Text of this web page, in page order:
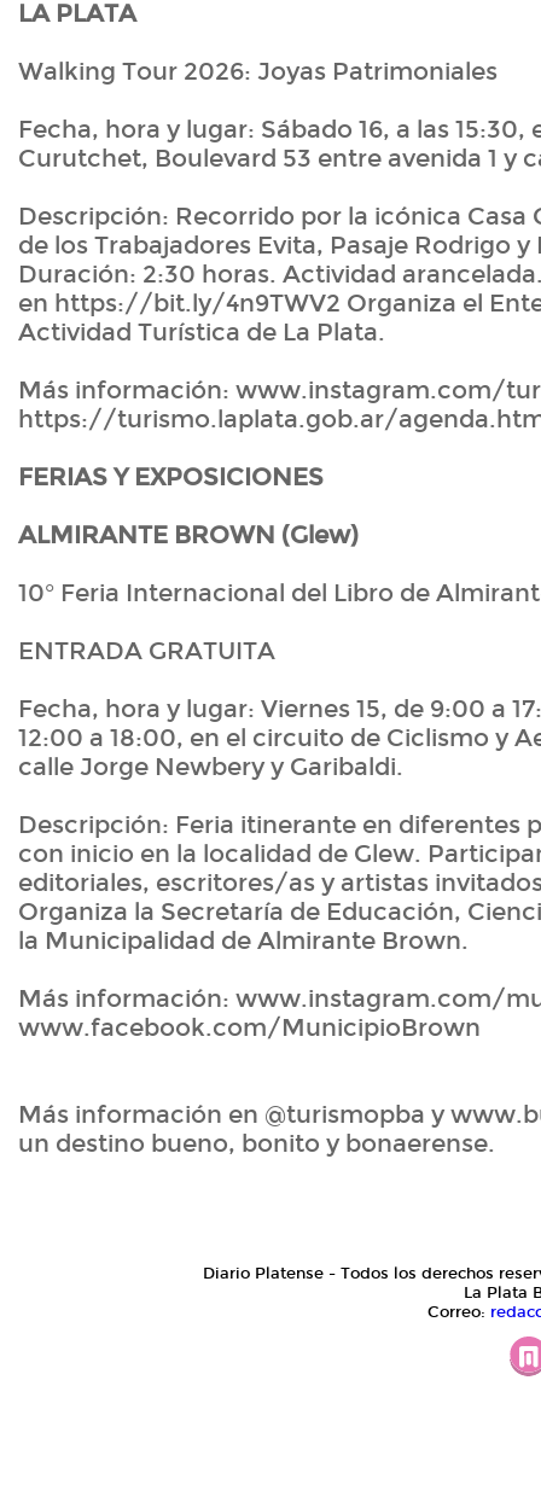
LA PLATA
Walking Tour 2026: Joyas Patrimoniales
Fecha, hora y lugar: Sábado 16, a las 15:30,
Curutchet, Boulevard 53 entre avenida 1 y
Descripción: Recorrido por la icónica Casa
de los Trabajadores Evita, Pasaje Rodrigo
Duración: 2:30 horas. Actividad
en https://bit.ly/4n9TWV2 Organiza el
Actividad Turística de La Plata.
Más información: www.instagram.com/
https://turismo.laplata.gob.ar/
FERIAS Y EXPOSICIONES
ALMIRANTE BROWN (Glew)
10° Feria Internacional del Libro de
ENTRADA GRATUITA
Fecha, hora y lugar: Viernes 15, de 9:00 a
12:00 a 18:00, en el circuito de Ciclismo y
calle Jorge Newbery y Garibaldi.
Descripción: Feria itinerante en diferentes
con inicio en la localidad de Glew.
editoriales, escritores/as y artistas
Organiza la Secretaría de Educación,
la Municipalidad de Almirante Brown.
Más información: www.instagram.com/
www.facebook.com/MunicipioBrown
Más información en @turismopba y
un destino bueno, bonito y bonaerense.
Diario Platense - Todos los derechos
La Plata
Correo: